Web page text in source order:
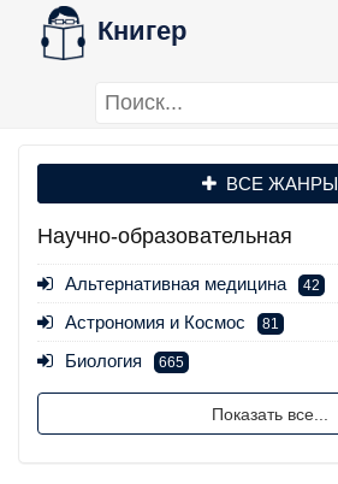
Книгер
ВСЕ ЖАНРЫ
Научно-образовательная
Альтернативная медицина 42
Астрономия и Космос 81
Биология 665
Показать все...